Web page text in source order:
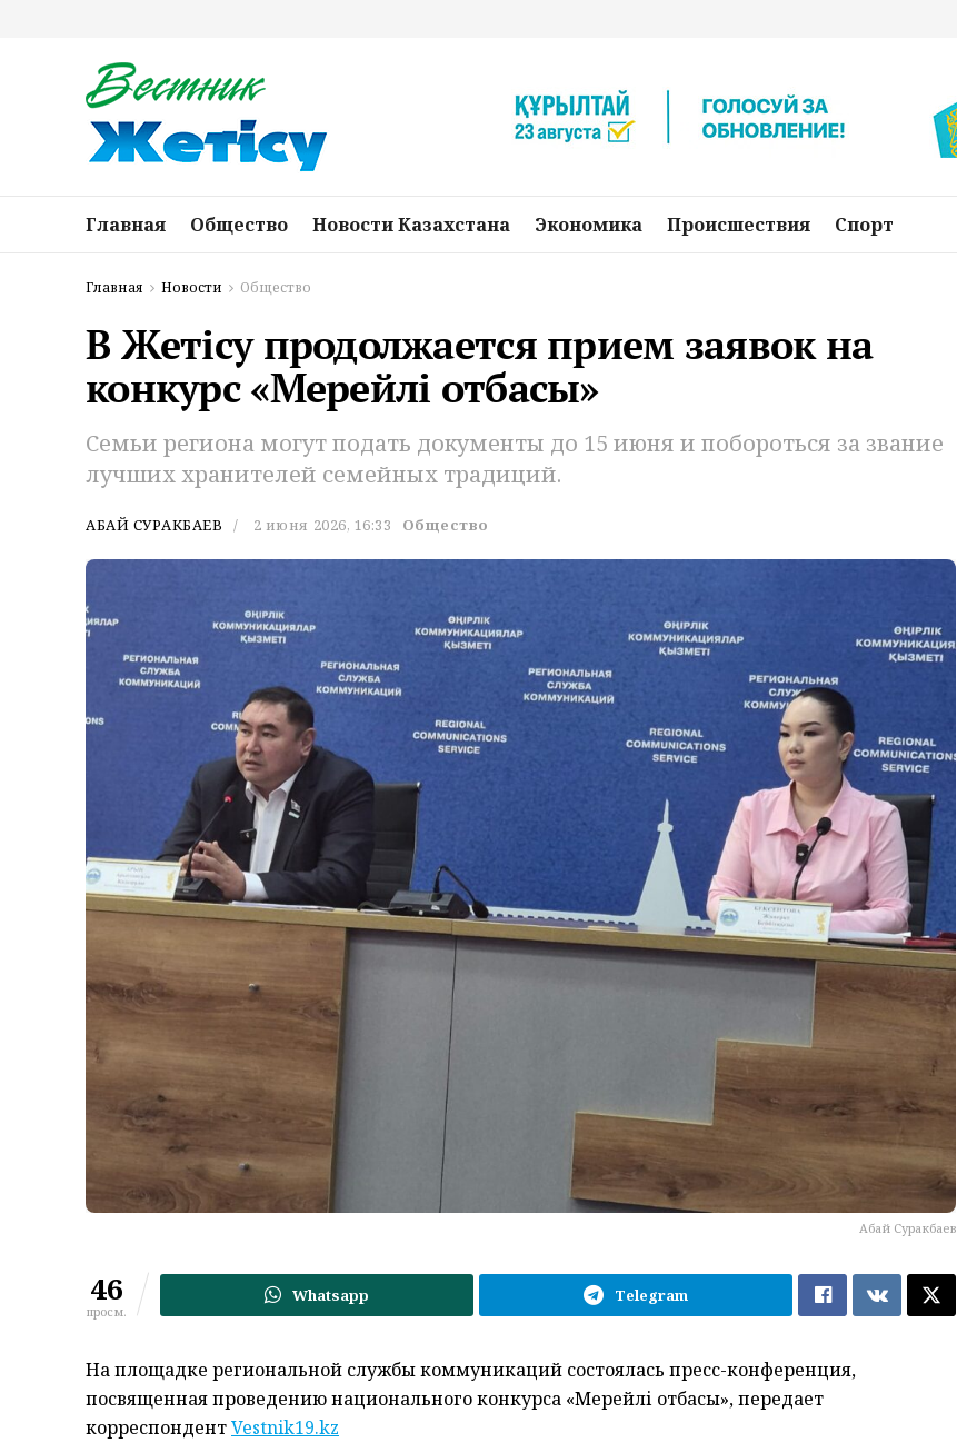
Главная Общество Новости Казахстана Экономика Происшествия Спорт
Главная Новости Общество
В Жетісу продолжается прием заявок на
конкурс «Мерейлі отбасы»
Семьи региона могут подать документы до 15 июня и побороться за звание
лучших хранителей семейных традиций.
АБАЙ СУРАКБАЕВ 2 июня 2026, 16:33 Общество
Абай Суракбаев
46
просм.
Whatsapp Telegram
На площадке региональной службы коммуникаций состоялась пресс-конференция,
посвященная проведению национального конкурса «Мерейлі отбасы», передает
корреспондентVestnik19.kz